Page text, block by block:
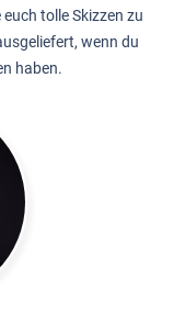
tolle Skizzen zu
wenn du
haben.